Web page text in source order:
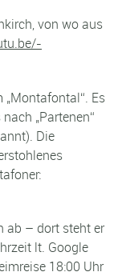
von wo aus
Es
„Partenen“
Die
ab – dort steht er
lt. Google
18:00 Uhr